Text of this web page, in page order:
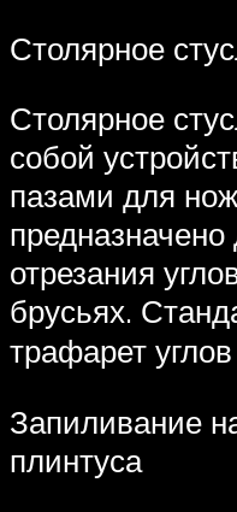
Столярное
Столярное
собой
пазами для
предназначено
отрезания
брусьях.
трафарет
Запиливание
плинтуса